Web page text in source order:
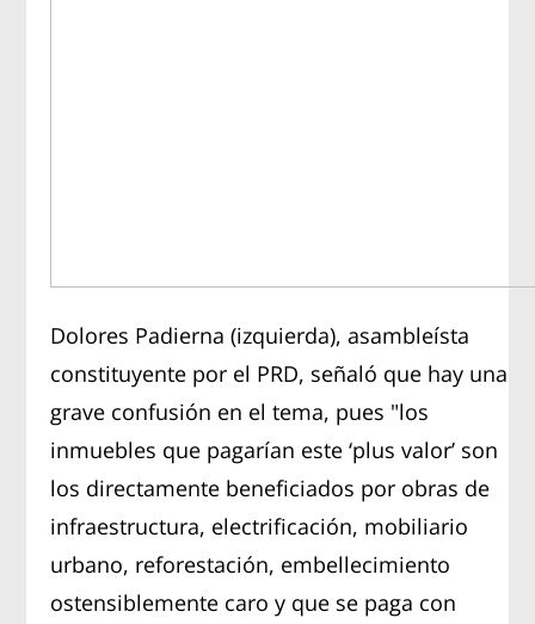
Dolores Padierna (izquierda), asambleísta
constituyente por el PRD, señaló que hay una
grave confusión en el tema, pues "los
inmuebles que pagarían este ‘plus valor’ son
los directamente beneficiados por obras de
infraestructura, electrificación, mobiliario
urbano, reforestación, embellecimiento
ostensiblemente caro y que se paga con